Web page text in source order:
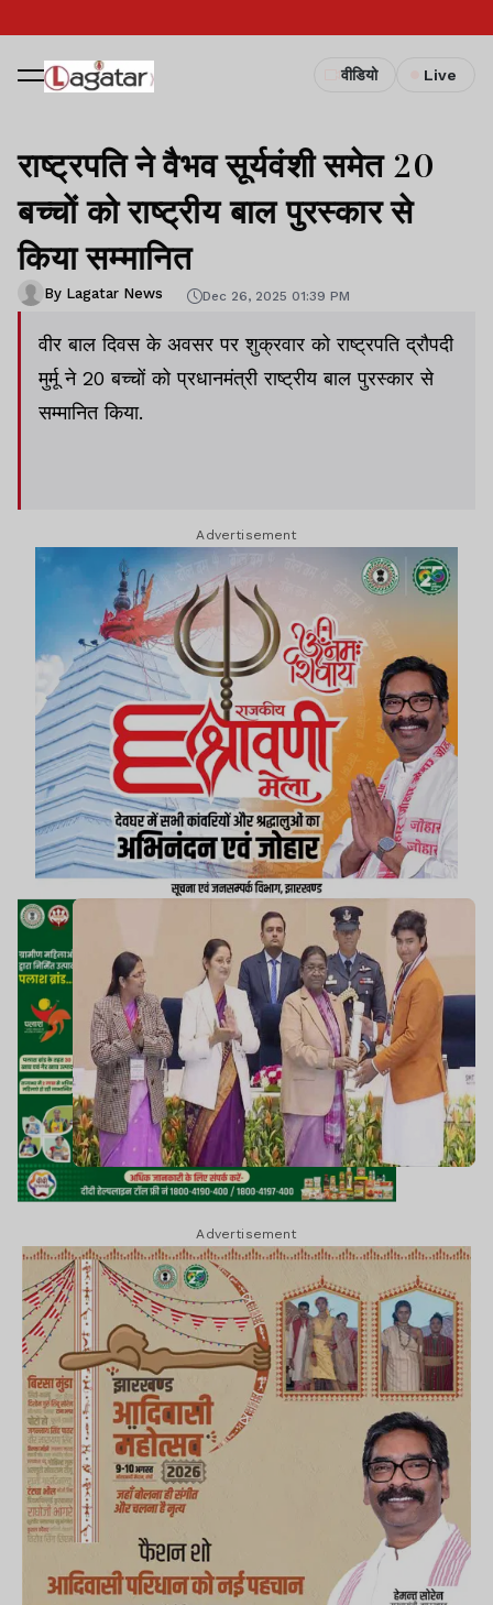
वीडियो Live
राष्ट्रपति ने वैभव सूर्यवंशी समेत 20
बच्चों को राष्ट्रीय बाल पुरस्कार से
किया सम्मानित
By Lagatar News Dec 26, 2025 01:39 PM
वीर बाल दिवस के अवसर पर शुक्रवार को राष्ट्रपति द्रौपदी
मुर्मू ने 20 बच्चों को प्रधानमंत्री राष्ट्रीय बाल पुरस्कार से
सम्मानित किया.
Advertisement
Advertisement